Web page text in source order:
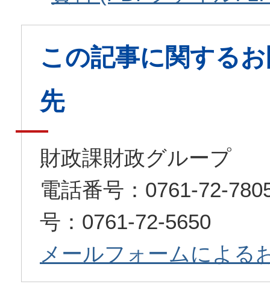
この記事に関する
先
財政課財政グループ
電話番号：0761-72-
号：0761-72-5650
メールフォームによる